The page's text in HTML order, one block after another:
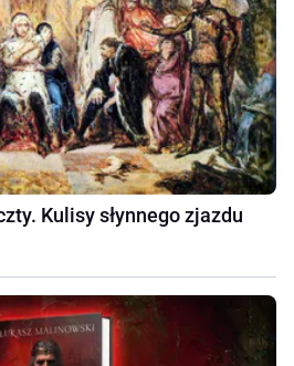
Kulisy słynnego zjazdu